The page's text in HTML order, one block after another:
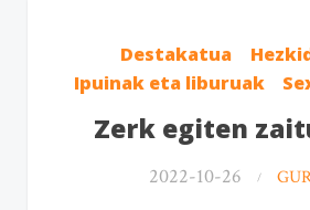
Destakatua
Ipuinak eta liburuak
Zerk egiten
2022-10-26